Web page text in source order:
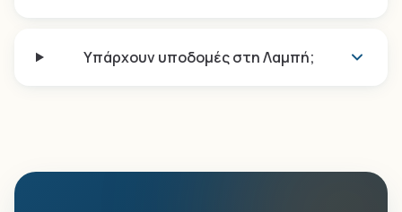
Υπάρχουν υποδομές στη Λαμπή;